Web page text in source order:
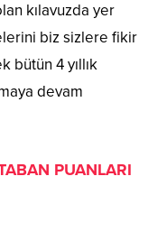
kılavuzda yer
biz sizlere fikir
bütün 4 yıllık
devam
PUANLARI